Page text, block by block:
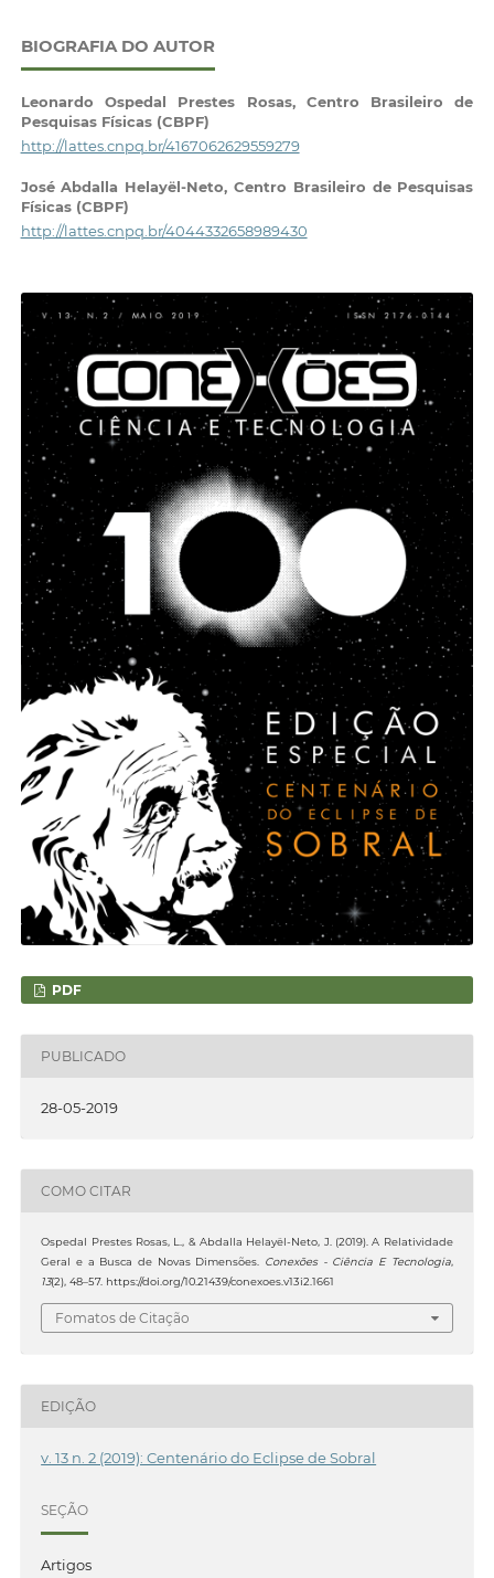
BIOGRAFIA DO AUTOR
Leonardo Ospedal Prestes Rosas, Centro Brasileiro de
Pesquisas Físicas (CBPF)
http://lattes.cnpq.br/4167062629559279
José Abdalla Helayël-Neto, Centro Brasileiro de Pesquisas
Físicas (CBPF)
http://lattes.cnpq.br/4044332658989430
PDF
PUBLICADO
28-05-2019
COMO CITAR
Ospedal Prestes Rosas, L., & Abdalla Helayël-Neto, J. (2019). A Relatividade
Geral e a Busca de Novas Dimensões. Conexões - Ciência E Tecnologia,
13(2), 48–57. https://doi.org/10.21439/conexoes.v13i2.1661
Fomatos de Citação
EDIÇÃO
v. 13 n. 2 (2019): Centenário do Eclipse de Sobral
SEÇÃO
Artigos